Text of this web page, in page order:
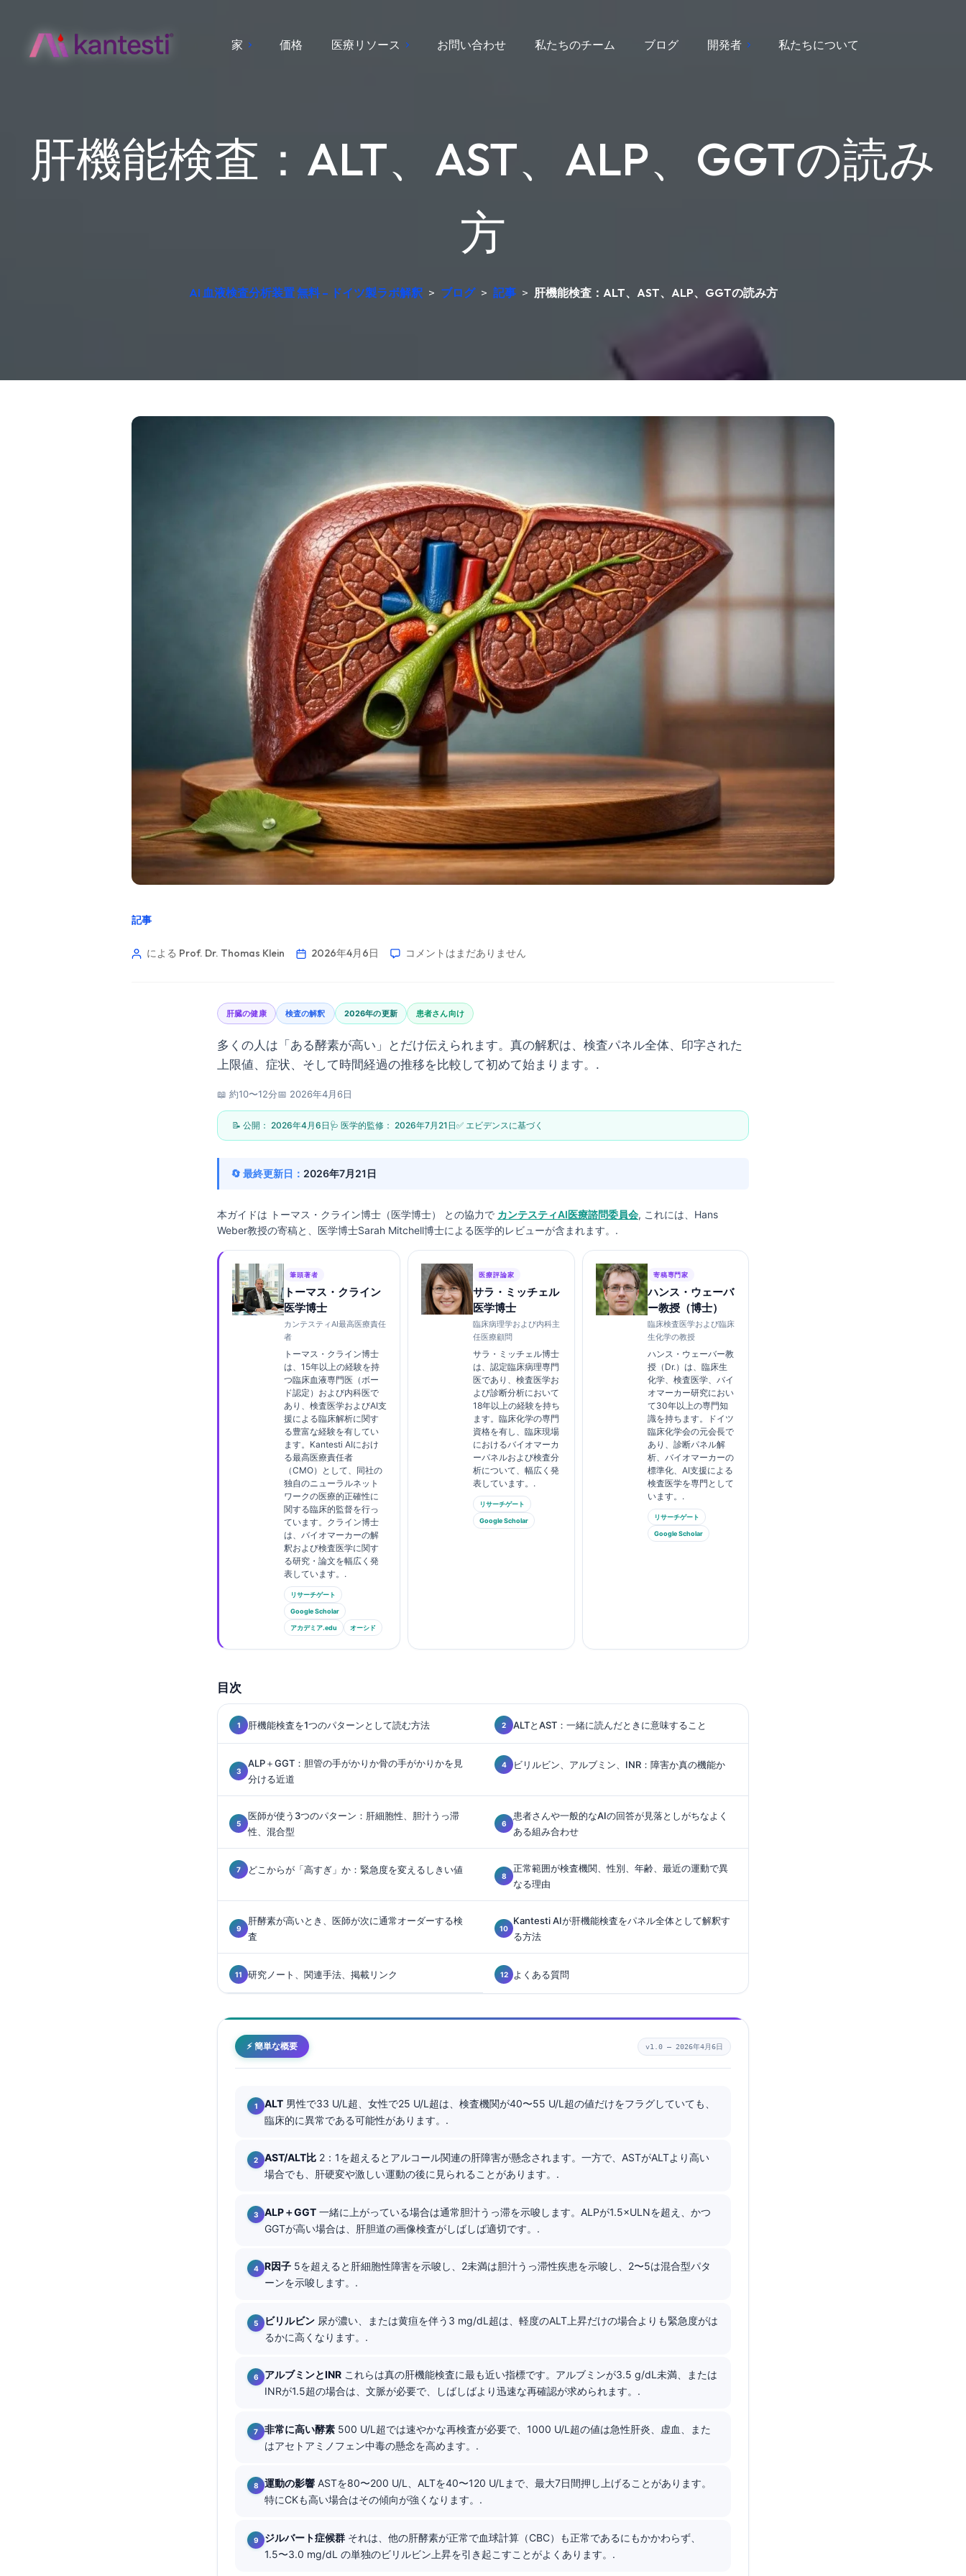
家 価格 医療リソース お問い合わせ 私たちのチーム ブログ 開発者 私たちについて
肝機能検査：ALT、AST、ALP、GGTの読み
方
AI 血液検査分析装置 無料 – ドイツ製ラボ解釈 > ブログ > 記事 > 肝機能検査：ALT、AST、ALP、GGTの読み方
記事
による Prof. Dr. Thomas Klein 2026年4月6日 コメントはまだありません
肝臓の健康 検査の解釈 2026年の更新 患者さん向け
多くの人は「ある酵素が高い」とだけ伝えられます。真の解釈は、検査パネル全体、印字された
上限値、症状、そして時間経過の推移を比較して初めて始まります。.
📖 約10〜12分📅 2026年4月6日
📝 公開： 2026年4月6日 🩺 医学的監修： 2026年7月21日✅ エビデンスに基づく
🔄 最終更新日： 2026年7月21日
本ガイドは トーマス・クライン博士（医学博士） との協力で カンテスティAI医療諮問委員会, これには、Hans
Weber教授の寄稿と、医学博士Sarah Mitchell博士による医学的レビューが含まれます。.
筆頭著者
トーマス・クライン
医学博士
カンテスティAI最高医療責任
者
トーマス・クライン博士
は、15年以上の経験を持
つ臨床血液専門医（ボー
ド認定）および内科医で
あり、検査医学およびAI支
援による臨床解析に関す
る豊富な経験を有してい
ます。Kantesti AIにおけ
る最高医療責任者
（CMO）として、同社の
独自のニューラルネット
ワークの医療的正確性に
関する臨床的監督を行っ
ています。クライン博士
は、バイオマーカーの解
釈および検査医学に関す
る研究・論文を幅広く発
表しています。.
リサーチゲート
Google Scholar
アカデミア.edu オーシド
医療評論家
サラ・ミッチェル
医学博士
臨床病理学および内科主
任医療顧問
サラ・ミッチェル博士
は、認定臨床病理専門
医であり、検査医学お
よび診断分析において
18年以上の経験を持ち
ます。臨床化学の専門
資格を有し、臨床現場
におけるバイオマーカ
ーパネルおよび検査分
析について、幅広く発
表しています。.
リサーチゲート
Google Scholar
寄稿専門家
ハンス・ウェーバ
ー教授（博士）
臨床検査医学および臨床
生化学の教授
ハンス・ウェーバー教
授（Dr.）は、臨床生
化学、検査医学、バイ
オマーカー研究におい
て30年以上の専門知
識を持ちます。ドイツ
臨床化学会の元会長で
あり、診断パネル解
析、バイオマーカーの
標準化、AI支援による
検査医学を専門として
います。.
リサーチゲート
Google Scholar
目次
肝機能検査を1つのパターンとして読む方法 ALTとAST：一緒に読んだときに意味すること
ALP＋GGT：胆管の手がかりか骨の手がかりかを見
分ける近道
ビリルビン、アルブミン、INR：障害か真の機能か
医師が使う3つのパターン：肝細胞性、胆汁うっ滞
性、混合型
患者さんや一般的なAIの回答が見落としがちなよく
ある組み合わせ
どこからが「高すぎ」か：緊急度を変えるしきい値
正常範囲が検査機関、性別、年齢、最近の運動で異
なる理由
肝酵素が高いとき、医師が次に通常オーダーする検
査
Kantesti AIが肝機能検査をパネル全体として解釈す
る方法
研究ノート、関連手法、掲載リンク よくある質問
⚡ 簡単な概要 v1.0 — 2026年4月6日
ALT 男性で33 U/L超、女性で25 U/L超は、検査機関が40〜55 U/L超の値だけをフラグしていても、
臨床的に異常である可能性があります。.
AST/ALT比 2：1を超えるとアルコール関連の肝障害が懸念されます。一方で、ASTがALTより高い
場合でも、肝硬変や激しい運動の後に見られることがあります。.
ALP＋GGT 一緒に上がっている場合は通常胆汁うっ滞を示唆します。ALPが1.5×ULNを超え、かつ
GGTが高い場合は、肝胆道の画像検査がしばしば適切です。.
R因子 5を超えると肝細胞性障害を示唆し、2未満は胆汁うっ滞性疾患を示唆し、2〜5は混合型パタ
ーンを示唆します。.
ビリルビン 尿が濃い、または黄疸を伴う3 mg/dL超は、軽度のALT上昇だけの場合よりも緊急度がは
るかに高くなります。.
アルブミンとINR これらは真の肝機能検査に最も近い指標です。アルブミンが3.5 g/dL未満、または
INRが1.5超の場合は、文脈が必要で、しばしばより迅速な再確認が求められます。.
非常に高い酵素 500 U/L超では速やかな再検査が必要で、1000 U/L超の値は急性肝炎、虚血、また
はアセトアミノフェン中毒の懸念を高めます。.
運動の影響 ASTを80〜200 U/L、ALTを40〜120 U/Lまで、最大7日間押し上げることがあります。
特にCKも高い場合はその傾向が強くなります。.
ジルバート症候群 それは、他の肝酵素が正常で血球計算（CBC）も正常であるにもかかわらず、
1.5〜3.0 mg/dL の単独のビリルビン上昇を引き起こすことがよくあります。.